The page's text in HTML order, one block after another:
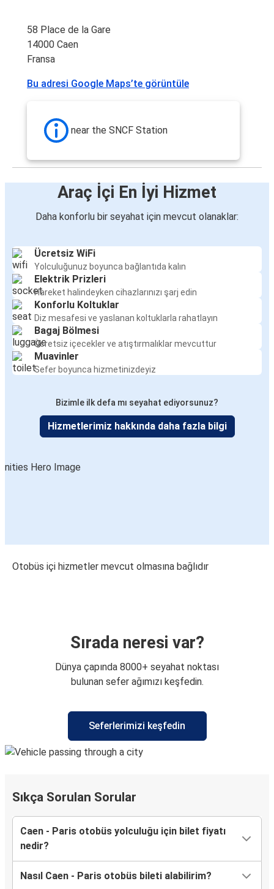
58 Place de la Gare
14000 Caen
Fransa
Bu adresi Google Maps’te görüntüle
near the SNCF Station
Araç İçi En İyi Hizmet
Daha konforlu bir seyahat için mevcut olanaklar:
Ücretsiz WiFi
Yolculuğunuz boyunca bağlantıda kalın
Elektrik Prizleri
Hareket halindeyken cihazlarınızı şarj edin
Konforlu Koltuklar
Diz mesafesi ve yaslanan koltuklarla rahatlayın
Bagaj Bölmesi
Ücretsiz içecekler ve atıştırmalıklar mevcuttur
Muavinler
Sefer boyunca hizmetinizdeyiz
Bizimle ilk defa mı seyahat ediyorsunuz?
Hizmetlerimiz hakkında daha fazla bilgi
Otobüs içi hizmetler mevcut olmasına bağlıdır
Sırada neresi var?
Dünya çapında 8000+ seyahat noktası
bulunan sefer ağımızı keşfedin.
Seferlerimizi keşfedin
Sıkça Sorulan Sorular
Caen - Paris otobüs yolculuğu için bilet fiyatı
nedir?
Nasıl Caen - Paris otobüs bileti alabilirim?